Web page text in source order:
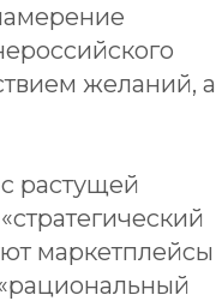
желаний, а
растущей
маркетплейсы